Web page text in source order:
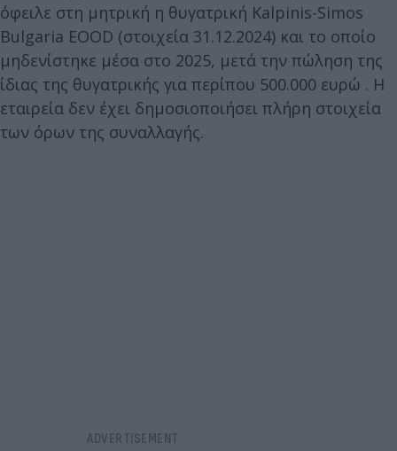
όφειλε στη μητρική η θυγατρική Kalpinis-Simos
Bulgaria EOOD (στοιχεία 31.12.2024) και το οποίο
μηδενίστηκε μέσα στο 2025, μετά την πώληση της
ίδιας της θυγατρικής για περίπου 500.000 ευρώ . Η
εταιρεία δεν έχει δημοσιοποιήσει πλήρη στοιχεία
των όρων της συναλλαγής.